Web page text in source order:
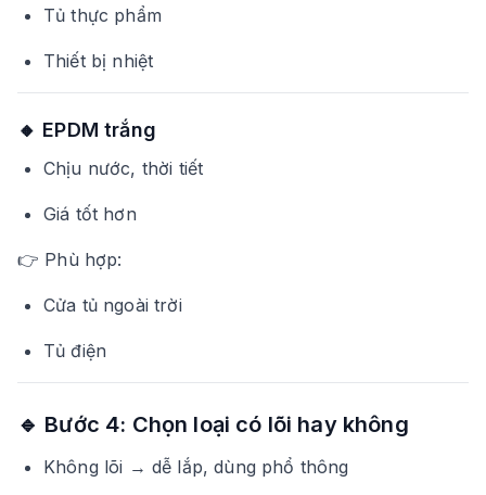
Tủ thực phẩm
Thiết bị nhiệt
🔸 EPDM trắng
Chịu nước, thời tiết
Giá tốt hơn
👉 Phù hợp:
Cửa tủ ngoài trời
Tủ điện
🔹 Bước 4: Chọn loại có lõi hay không
Không lõi → dễ lắp, dùng phổ thông